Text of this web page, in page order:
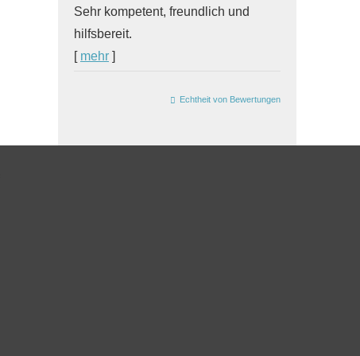
Sehr kompetent, freundlich und
hilfsbereit.
[ mehr ]
Echtheit von Bewertungen